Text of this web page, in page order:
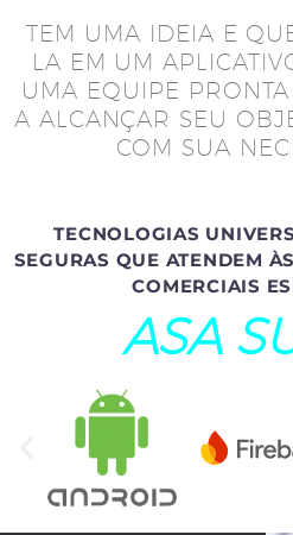
TEM UMA IDEIA E
LA EM UM
UMA EQUIPE
A ALCANÇAR SEU
COM SUA
TECNOLOGIAS
SEGURAS QUE ATENDEM
COMERCIAIS
ASA